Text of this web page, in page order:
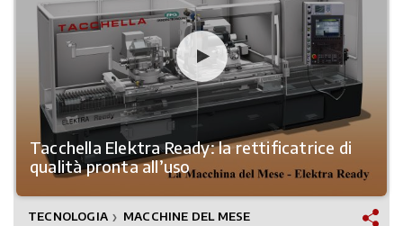
Tacchella Elektra Ready: la rettificatrice di
qualità pronta all’uso
TECNOLOGIA ❯ MACCHINE DEL MESE